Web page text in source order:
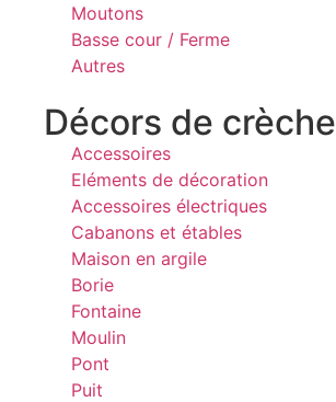
Moutons
Basse cour / Ferme
Autres
Décors de crèche
Accessoires
Eléments de décoration
Accessoires électriques
Cabanons et étables
Maison en argile
Borie
Fontaine
Moulin
Pont
Puit